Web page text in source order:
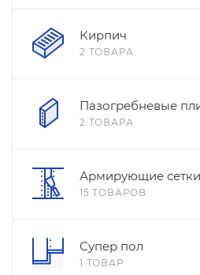
Кирпич
2 ТОВАРА
Пазогребневые
2 ТОВАРА
Армирующие
15 ТОВАРОВ
Супер пол
1 ТОВАР